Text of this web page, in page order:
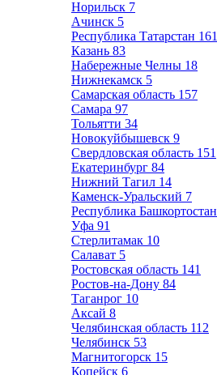
Норильск 7
Ачинск 5
Республика Татарстан 161
Казань 83
Набережные Челны 18
Нижнекамск 5
Самарская область 157
Самара 97
Тольятти 34
Новокуйбышевск 9
Свердловская область 151
Екатеринбург 84
Нижний Тагил 14
Каменск-Уральский 7
Республика Башкортостан
Уфа 91
Стерлитамак 10
Салават 5
Ростовская область 141
Ростов-на-Дону 84
Таганрог 10
Аксай 8
Челябинская область 112
Челябинск 53
Магнитогорск 15
Копейск 6